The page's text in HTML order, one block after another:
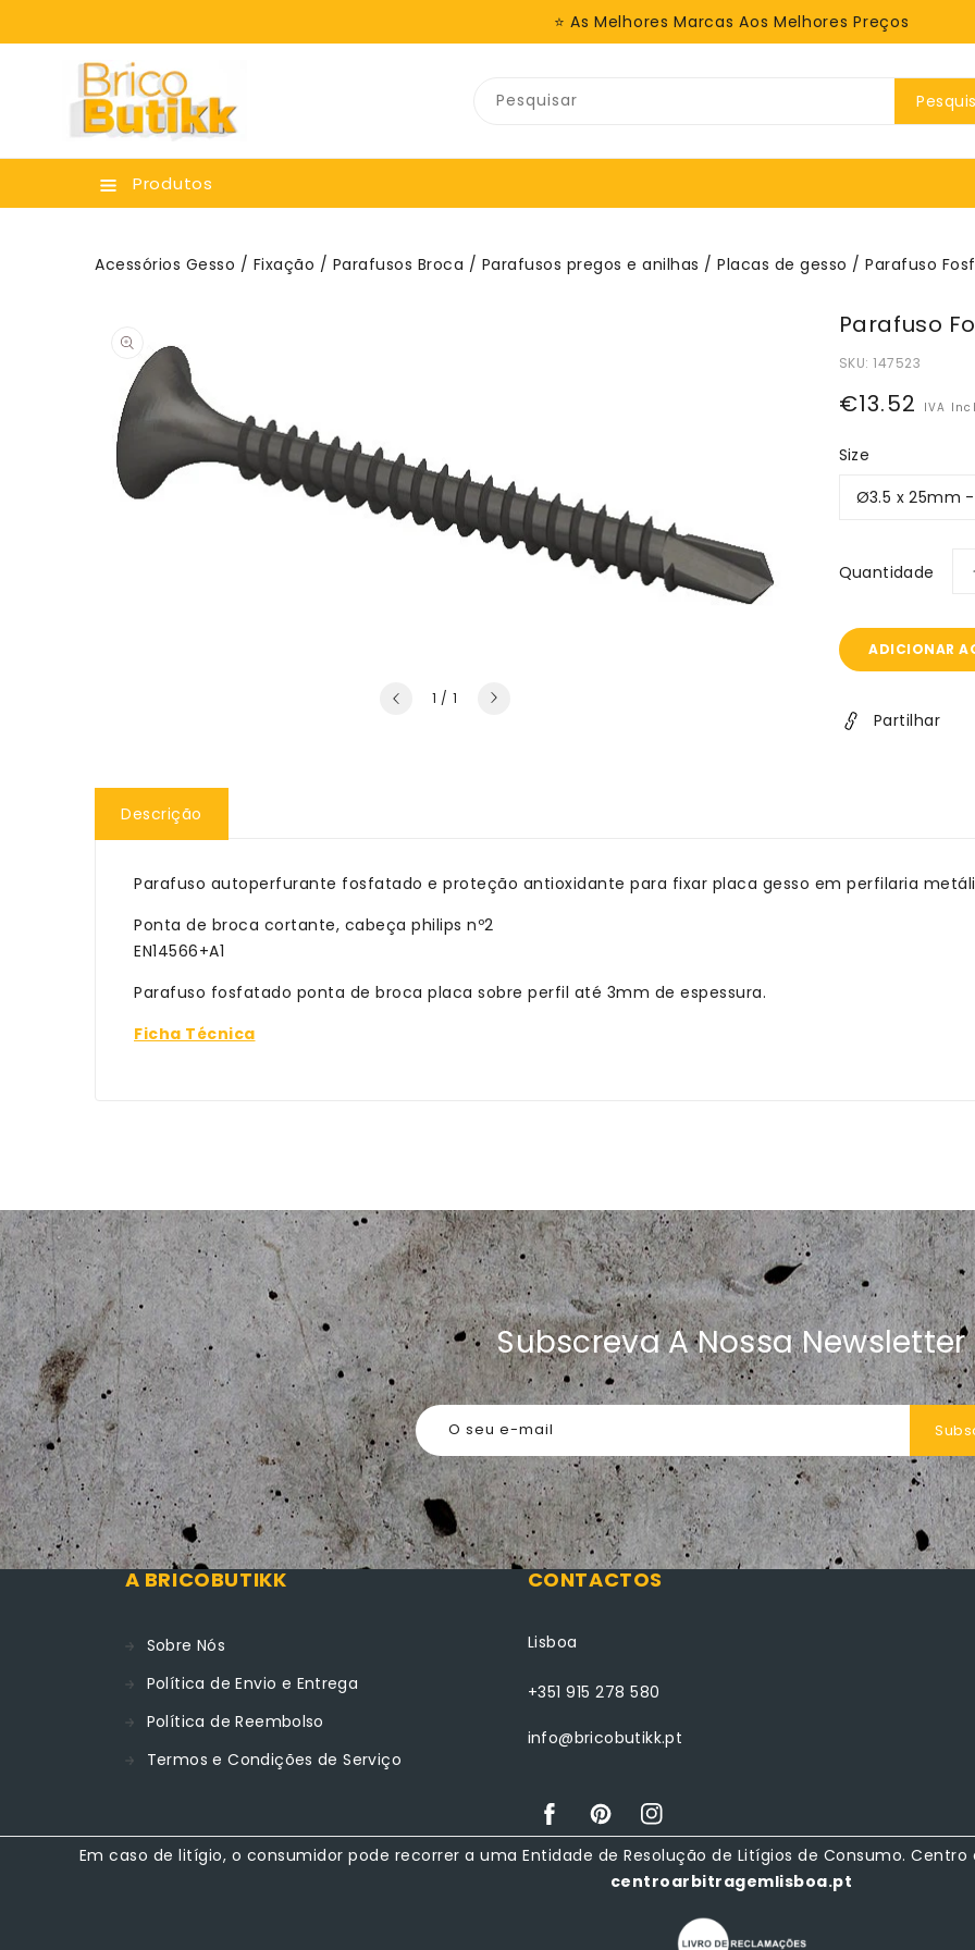
⭐ As Melhores Marcas Aos Melhores Preços
Produtos
Acessórios Gesso / Fixação / Parafusos Broca / Parafusos pregos e anilhas / Placas de gesso / Parafuso
1 / de
1
Parafuso
SKU: 147523
Preço
€13.52 IVA
Size
Quantidade
ADICIONAR
Partilhar
Descrição
Parafuso autoperfurante fosfatado e proteção antioxidante para fixar placa gesso em perfilaria
Ponta de broca cortante, cabeça philips nº2
EN14566+A1
Parafuso fosfatado ponta de broca placa sobre perfil até 3mm de espessura.
Ficha Técnica
Subscreva A Nossa Newsletter
O seu e-mail
A BRICOBUTIKK
Sobre Nós
Política de Envio e Entrega
Política de Reembolso
Termos e Condições de Serviço
CONTACTOS
Lisboa
+351 915 278 580
info@bricobutikk.pt
FacebookPinterestInstagram
Em caso de litígio, o consumidor pode recorrer a uma Entidade de Resolução de Litígios de Consumo.
centroarbitragemlisboa.pt